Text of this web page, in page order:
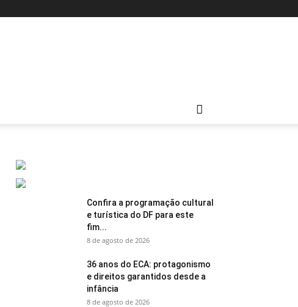
Confira a programação cultural
e turística do DF para este
fim...
8 de agosto de 2026
36 anos do ECA: protagonismo
e direitos garantidos desde a
infância
8 de agosto de 2026